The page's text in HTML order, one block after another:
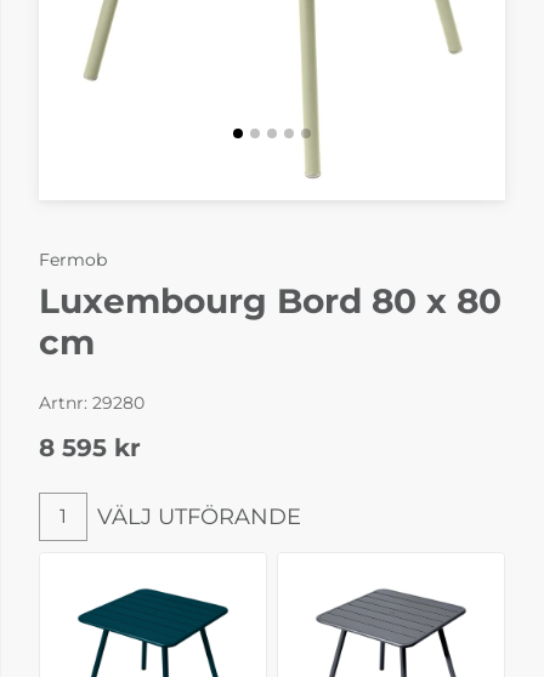
Fermob
Luxembourg Bord 80 x 80
cm
Artnr: 29280
8 595 kr
Välj utförande
1 VÄLJ UTFÖRANDE